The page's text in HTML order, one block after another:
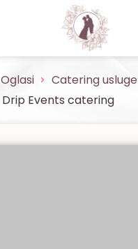
Oglasi
Catering usluge
Drip Events catering